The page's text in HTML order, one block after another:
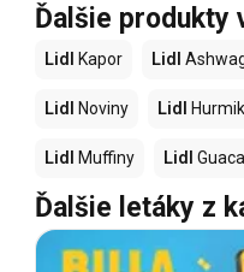
Ďalšie produkty
Lidl Kapor Lidl
Lidl Noviny Lidl
Lidl Muffiny Lidl
Ďalšie letáky z